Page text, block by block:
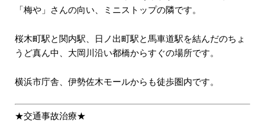
「梅や」さんの向い、ミニストップの隣です。
桜木町駅と関内駅、日ノ出町駅と馬車道駅を結んだのちょ
うど真ん中、大岡川沿い都橋からすぐの場所です。
横浜市庁舎、伊勢佐木モールからも徒歩圏内です。
★交通事故治療★